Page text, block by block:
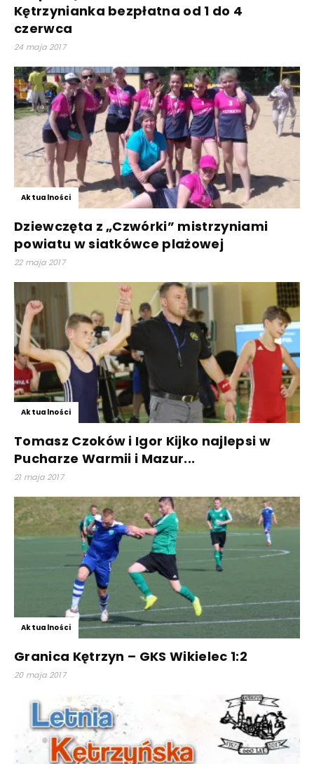
Kętrzynianka bezpłatna od 1 do 4
czerwca
24 maja 2017
Aktualności
Dziewczęta z „Czwórki” mistrzyniami
powiatu w siatkówce plażowej
22 maja 2017
Aktualności
Tomasz Czoków i Igor Kijko najlepsi w
Pucharze Warmii i Mazur...
21 maja 2017
Aktualności
Granica Kętrzyn – GKS Wikielec 1:2
20 maja 2017